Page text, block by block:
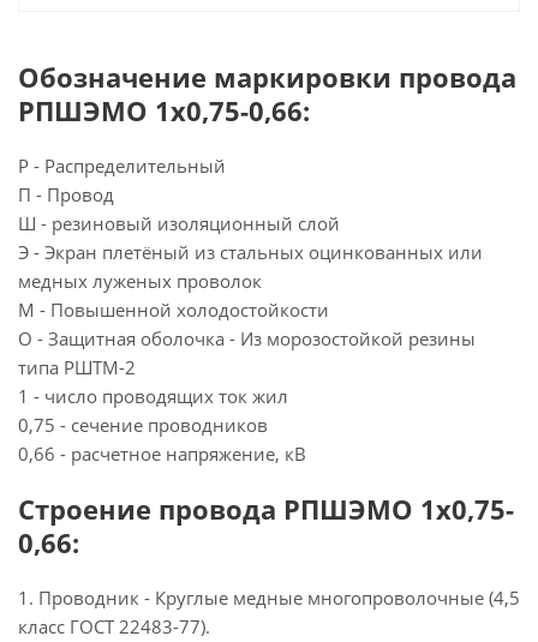
Обозначение маркировки провода
РПШЭМО 1х0,75-0,66:
Р - Распределительный
П - Провод
Ш - резиновый изоляционный слой
Э - Экран плетёный из стальных оцинкованных или
медных луженых проволок
М - Повышенной холодостойкости
О - Защитная оболочка - Из морозостойкой резины
типа РШТМ-2
1 - число проводящих ток жил
0,75 - сечение проводников
0,66 - расчетное напряжение, кВ
Строение провода РПШЭМО 1х0,75-
0,66:
1. Проводник - Круглые медные многопроволочные (4,5
класс ГОСТ 22483-77).